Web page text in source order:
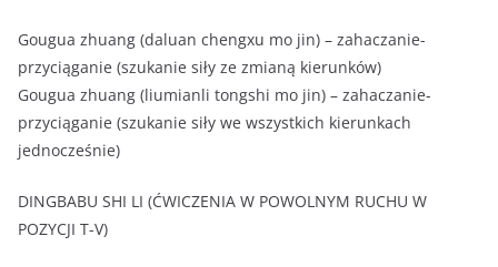
Gougua zhuang (daluan chengxu mo jin) – zahaczanie-
przyciąganie (szukanie siły ze zmianą kierunków)
Gougua zhuang (liumianli tongshi mo jin) – zahaczanie-
przyciąganie (szukanie siły we wszystkich kierunkach
jednocześnie)
DINGBABU SHI LI (ĆWICZENIA W POWOLNYM RUCHU W
POZYCJI T-V)